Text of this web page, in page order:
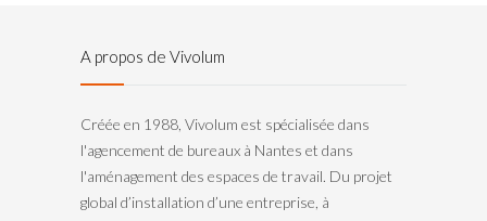
A propos de Vivolum
Créée en 1988, Vivolum est spécialisée dans
l'agencement de bureaux à Nantes et dans
l'aménagement des espaces de travail. Du projet
global d’installation d’une entreprise, à